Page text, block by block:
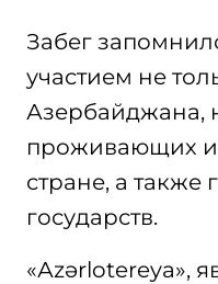
Забег
участием не
Азербайджана,
проживающих
стране, а также
государств.
«Аzərlotereya»,